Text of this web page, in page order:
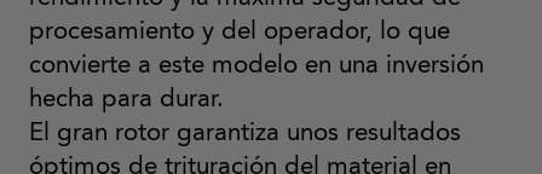
procesamiento y del operador, lo que
convierte a este modelo en una inversión
hecha para durar.
El gran rotor garantiza unos resultados
óptimos de trituración del material en